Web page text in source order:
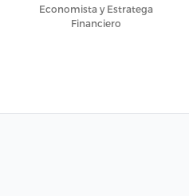
Economista y Estratega
Financiero